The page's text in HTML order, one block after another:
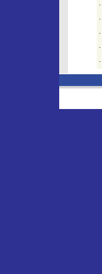
·
·
·
·
·